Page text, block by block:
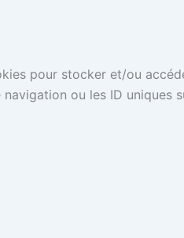
pour stocker et/ou
ou les ID uniques